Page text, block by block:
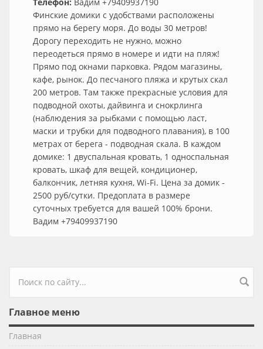
Финские домики с удобствами расположены
прямо на берегу моря. До воды 30 метров!
Дорогу переходить не нужно, можно
переодеться прямо в номере и идти на пляж!
Прямо под окнами парковка. Рядом магазины,
кафе, рынок. До песчаного пляжа и крутых скал
200 метров. Там также прекрасные условия для
подводной охоты, дайвинга и снокрлинга
(наблюдения за рыбками с помощью ласт,
маски и трубки для подводного плавания), в 100
метрах от берега - подводная скала. В каждом
домике: 1 двуспальная кровать, 1 односпальная
кровать, шкаф для вещей, кондиционер,
балкончик, летняя кухня, Wi-Fi. Цена за домик -
2500 руб/сутки. Предоплата в размере
суточных требуется для вашей 100% брони.
Вадим +79409937190
Форма поиска
Главное меню
Главная